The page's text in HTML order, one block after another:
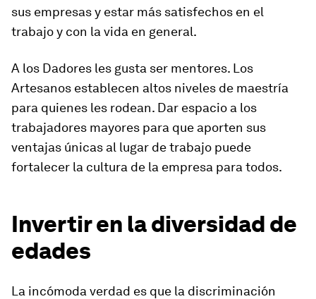
sus empresas y estar más satisfechos en el
trabajo y con la vida en general.
A los Dadores les gusta ser mentores. Los
Artesanos establecen altos niveles de maestría
para quienes les rodean. Dar espacio a los
trabajadores mayores para que aporten sus
ventajas únicas al lugar de trabajo puede
fortalecer la cultura de la empresa para todos.
Invertir en la diversidad de
edades
La incómoda verdad es que la discriminación